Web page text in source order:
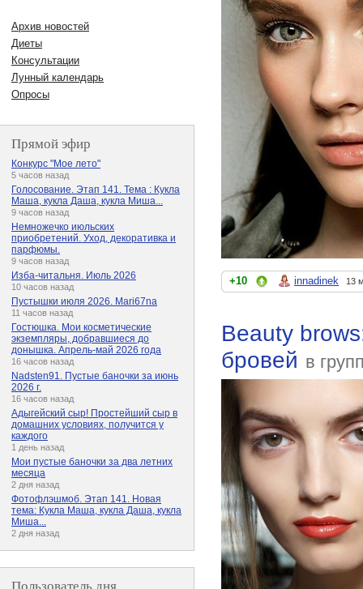
+10 innadinek 13
Beauty
бровей в
Архив новостей
Диеты
Консультации
Лунный календарь
Опросы
Прямой эфир
Конкурс "Мое лето"
5 часов назад
Голосование. Этап 141. Тема : Кукла
Маша, кукла Даша, кукла Миша...
9 часов назад
Немножечко июльских
приобретений. Уход, декоративка и
парфюмы.
9 часов назад
Изба-читальня. Июль 2026
10 часов назад
Пустышки июля 2026. Mari67na
11 часов назад
Гостюшка. Мои косметические
экземпляры, добравшиеся до
донышка. Апрель-май 2026 года
16 часов назад
Nadsten91. Пустые баночки за июнь
2026 г.
16 часов назад
Адыгейский сыр! Простейший сыр в
домашних условиях, получится у
каждого
1 день назад
Мои пустые баночки за два летних
месяца
2 дня назад
Фотофлэшмоб. Этап 141. Новая
тема: Кукла Маша, кукла Даша, кукла
Миша...
2 дня назад